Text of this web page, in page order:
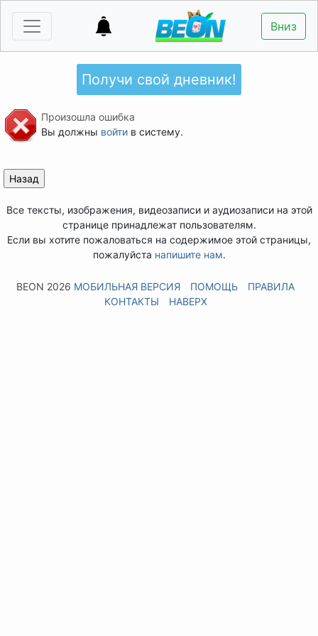
Вниз
Получи свой дневник!
Произошла ошибка
Вы должны войтив систему.
Все тексты, изображения, видеозаписи и аудиозаписи на этой
странице принадлежат пользователям.
Если вы хотите пожаловаться на содержимое этой страницы,
пожалуйста напишите нам.
BEON 2026 МОБИЛЬНАЯ ВЕРСИЯ ПОМОЩЬ
ПРАВИЛА
КОНТАКТЫ
НАВЕРХ